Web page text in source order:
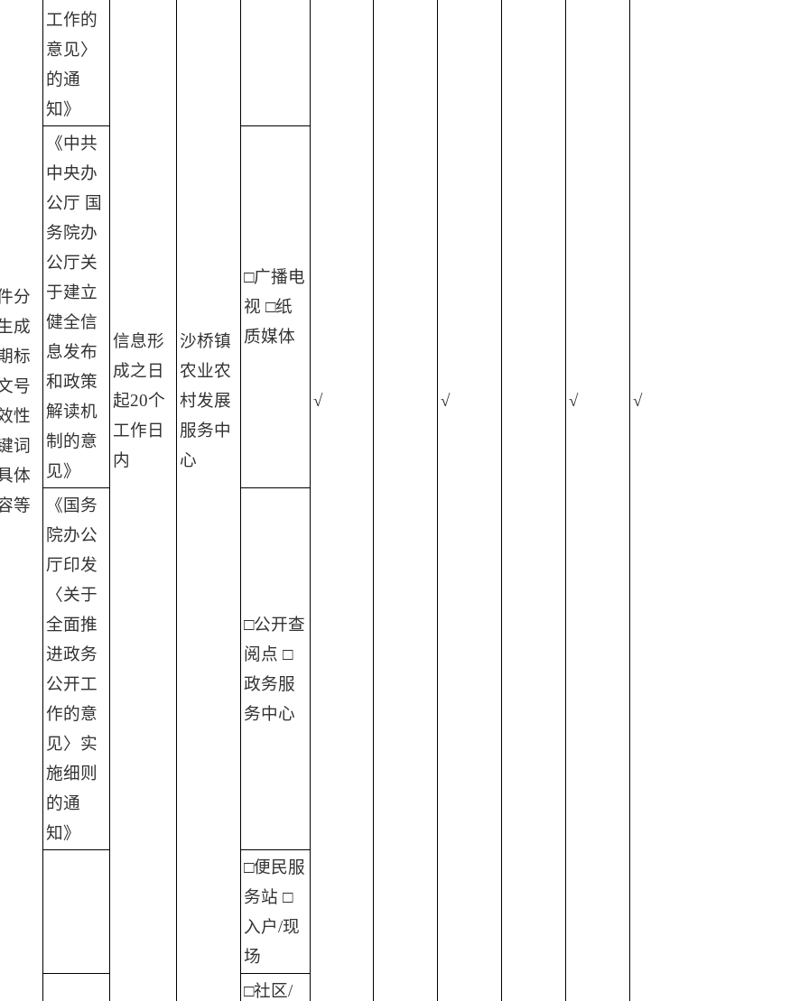
分
成
标
号
性
词
体
等
信息形
成之日
起20个
工作日
内
沙桥镇
农业农
村发展
服务中
心
√ √ √ √
工作的
意见〉
的通
知》
《中共
中央办
公厅 国
务院办
公厅关
于建立
健全信
息发布
和政策
解读机
制的意
见》
□广播电
视 □纸
质媒体
《国务
院办公
厅印发
〈关于
全面推
进政务
公开工
作的意
见〉实
施细则
的通
知》
□公开查
阅点 □
政务服
务中心
□便民服
务站 □
入户/现
场
□社区/